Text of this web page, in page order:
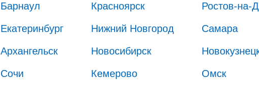
Барнаул
Красноярск Ростов-на-
Екатеринбург Нижний Новгород Самара
Архангельск Новосибирск
Сочи Кемерово Омск